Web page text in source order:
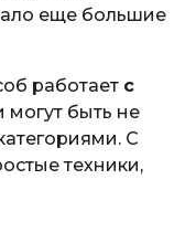
еще большие
работает с
могут быть не
С
техники,